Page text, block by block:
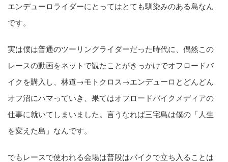
エンデューロライダーにとってはとても馴染みのある島なん
です。
実は僕は普通のツーリングライダーだった時代に、偶然この
レースの動画をネットで観たことがきっかけでオフロードバ
イクを購入し、林道→モトクロス→エンデューロとどんどん
オフ沼にハマっていき、果てはオフロードバイクメディアの
仕事に就いてしまいました。言うなれば三宅島は僕の「人生
を変えた島」なんです。
でもレースで使われる会場は普段はバイクで立ち入ることは